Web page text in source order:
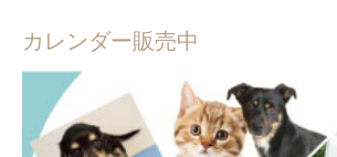
カレンダー販売中